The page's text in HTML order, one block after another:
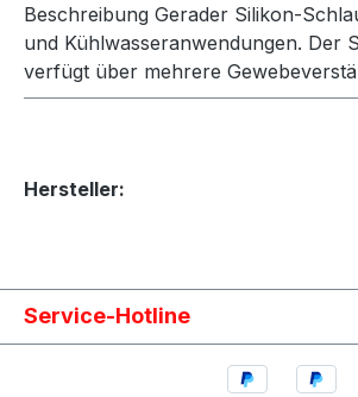
Beschreibung Gerader Silikon-
und Kühlwasseranwendungen. Der
verfügt über mehrere
Hersteller:
Service-Hotline